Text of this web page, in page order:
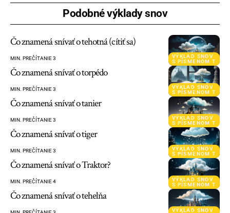
Podobné výklady snov
VÝKLAD SNOV
S PÍSMENOM T
Čo znamená snívať o tehotná (cítiť sa)
MIN. PREČÍTANIE 3
VÝKLAD SNOV
S PÍSMENOM T
Čo znamená snívať o torpédo
MIN. PREČÍTANIE 3
VÝKLAD SNOV
S PÍSMENOM T
Čo znamená snívať o tanier
MIN. PREČÍTANIE 3
VÝKLAD SNOV
S PÍSMENOM T
Čo znamená snívať o tiger
MIN. PREČÍTANIE 3
VÝKLAD SNOV
S PÍSMENOM T
Čo znamená snívať o Traktor?
MIN. PREČÍTANIE 4
VÝKLAD SNOV
Čo znamená snívať o tehelňa